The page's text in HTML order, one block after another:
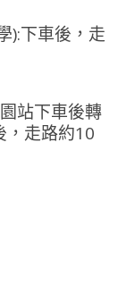
):下車後，走
站下車後轉
，走路約10